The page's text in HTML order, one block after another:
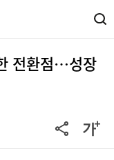
전환점…성장